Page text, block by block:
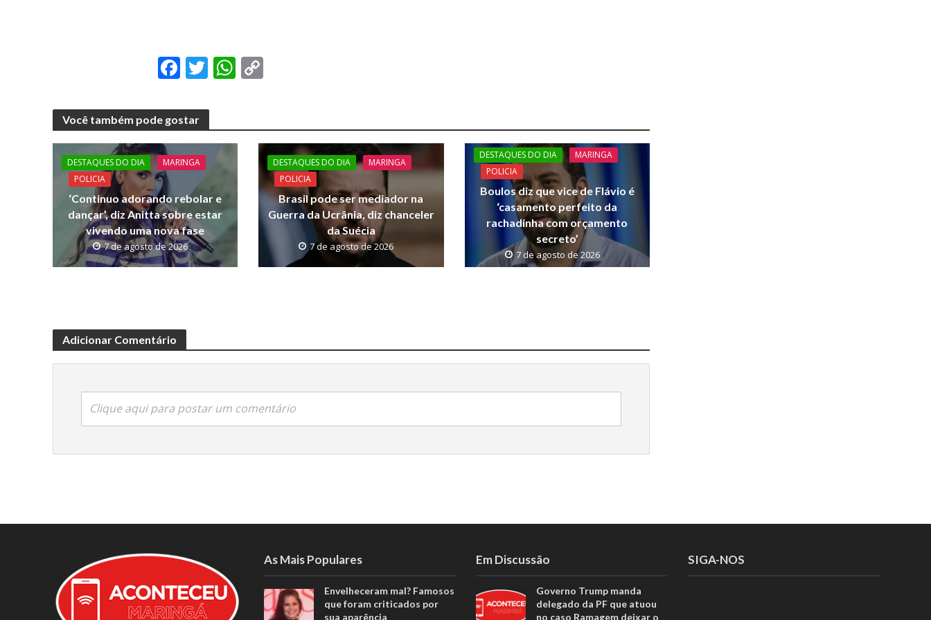
F
e
b
o
o
k
T
itt
er
W
s
p
y
Li
n
k
Você também pode gostar
DESTAQUES DO DIA
MARINGA
POLICIA
‘Continuo adorando rebolar e
dançar’, diz Anitta sobre estar
vivendo uma nova fase
7 de agosto de 2026
DESTAQUES DO DIA
MARINGA
POLICIA
Brasil pode ser mediador na
Guerra da Ucrânia, diz chanceler
da Suécia
7 de agosto de 2026
DESTAQUES DO DIA
MARINGA
POLICIA
Boulos diz que vice de Flávio é
‘casamento perfeito da
rachadinha com orçamento
secreto’
7 de agosto de 2026
Adicionar Comentário
Clique aqui para postar um comentário
As Mais Populares
Envelheceram mal? Famosos
que foram criticados por
sua aparência
Em Discussão
Governo Trump manda
delegado da PF que atuou
no caso Ramagem deixar o
SIGA-NOS